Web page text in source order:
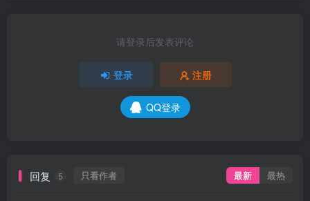
请登录后发表评论
登录 注册
QQ登录
回复 5 只看作者 最新 最热